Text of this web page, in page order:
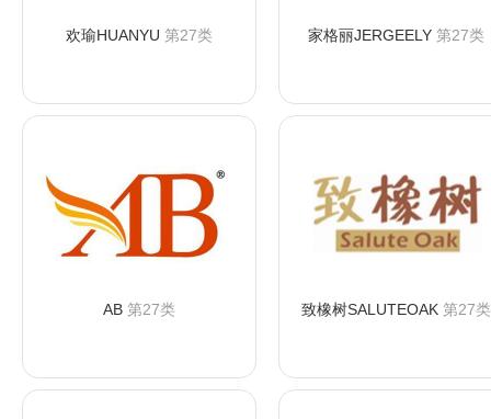
欢瑜HUANYU 第27类 家格丽JERGEELY第27类
AB 第27类 致橡树SALUTEOAK第27类